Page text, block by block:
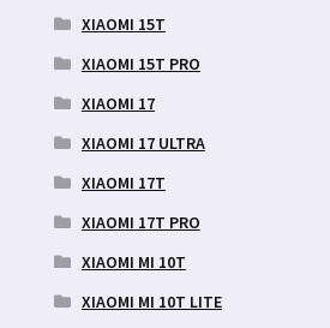
XIAOMI 15T
XIAOMI 15T PRO
XIAOMI 17
XIAOMI 17 ULTRA
XIAOMI 17T
XIAOMI 17T PRO
XIAOMI MI 10T
XIAOMI MI 10T LITE